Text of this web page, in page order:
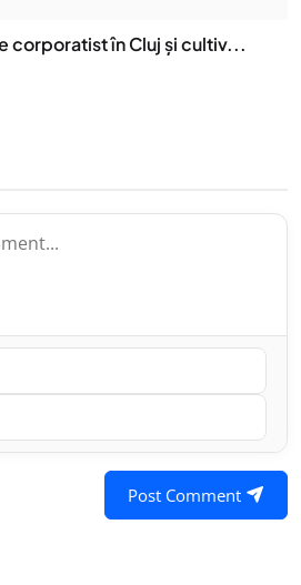
corporatist în Cluj și cultiv...
Post Comment